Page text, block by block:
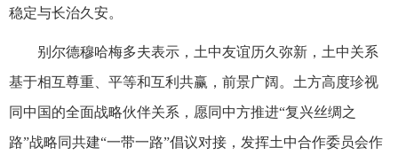
稳定与长治久安。
别尔德穆哈梅多夫表示，土中友谊历久弥新，土中关系
基于相互尊重、平等和互利共赢，前景广阔。土方高度珍视
同中国的全面战略伙伴关系，愿同中方推进“复兴丝绸之
路”战略同共建“一带一路”倡议对接，发挥土中合作委员会作